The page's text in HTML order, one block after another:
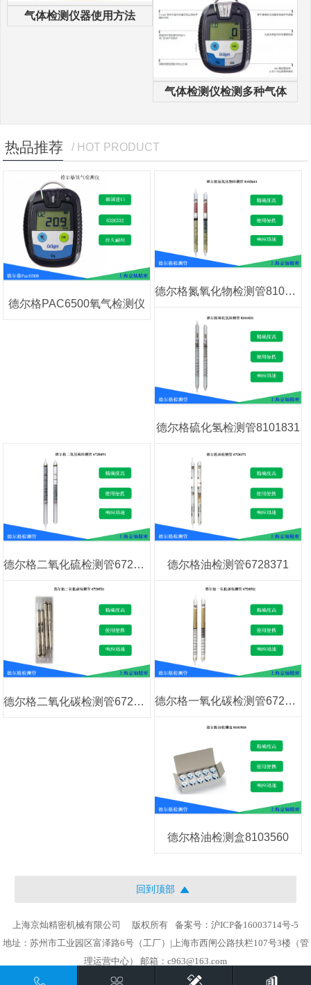
气体检测仪器使用方法
气体检测仪检测多种气体
热品推荐 / HOT PRODUCT
德尔格PAC6500氧气检测仪
德尔格氮氧化物检测管8103661
德尔格硫化氢检测管8101831
德尔格二氧化硫检测管6728491 德尔格油检测管6728371
德尔格二氧化碳检测管6728521 德尔格一氧化碳检测管6728511
德尔格油检测盒8103560
回到顶部
上海京灿精密机械有限公司 版权所有
备案号：沪ICP备16003714号-5
地址：苏州市工业园区富泽路6号（工厂）|上海市西闸公路扶栏107号3楼（管
理运营中心） 邮箱：c963@163.com